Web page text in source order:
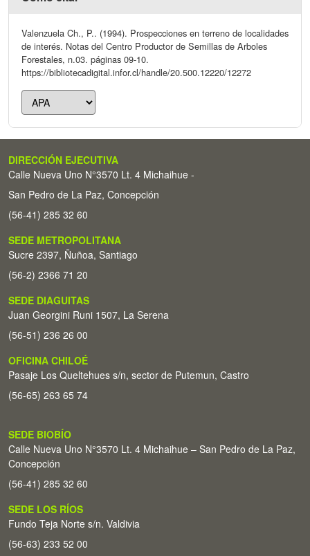
Valenzuela Ch., P.. (1994). Prospecciones en terreno de localidades
de interés. Notas del Centro Productor de Semillas de Arboles
Forestales, n.03. páginas 09-10.
https://bibliotecadigital.infor.cl/handle/20.500.12220/12272
DIRECCIÓN EJECUTIVA
Calle Nueva Uno N°3570 Lt. 4 Michaihue -
San Pedro de La Paz, Concepción
(56-41) 285 32 60
SEDE METROPOLITANA
Sucre 2397, Ñuñoa, Santiago
(56-2) 2366 71 20
SEDE DIAGUITAS
Juan Georgini Runi 1507, La Serena
(56-51) 236 26 00
OFICINA CHILOÉ
Pasaje Los Queltehues s/n, sector de Putemun, Castro
(56-65) 263 65 74
SEDE BIOBÍO
Calle Nueva Uno N°3570 Lt. 4 Michaihue – San Pedro de La Paz,
Concepción
(56-41) 285 32 60
SEDE LOS RÍOS
Fundo Teja Norte s/n. Valdivia
(56-63) 233 52 00